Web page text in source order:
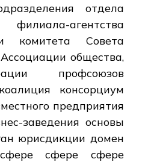
отдела
филиала-агентства
комитета Совета
общества,
профсоюзов
консорциум
предприятия
заведения основы
юрисдикции домен
сфере сфере